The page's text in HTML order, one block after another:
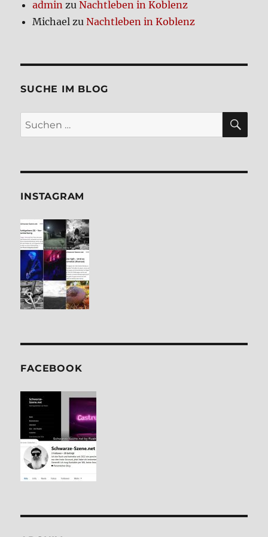
admin zuNacht­le­ben in Koblenz
Michael zuNacht­le­ben in Koblenz
SUCHE IM BLOG
Suchen
nach:
INSTA­GRAM
FACE­BOOK